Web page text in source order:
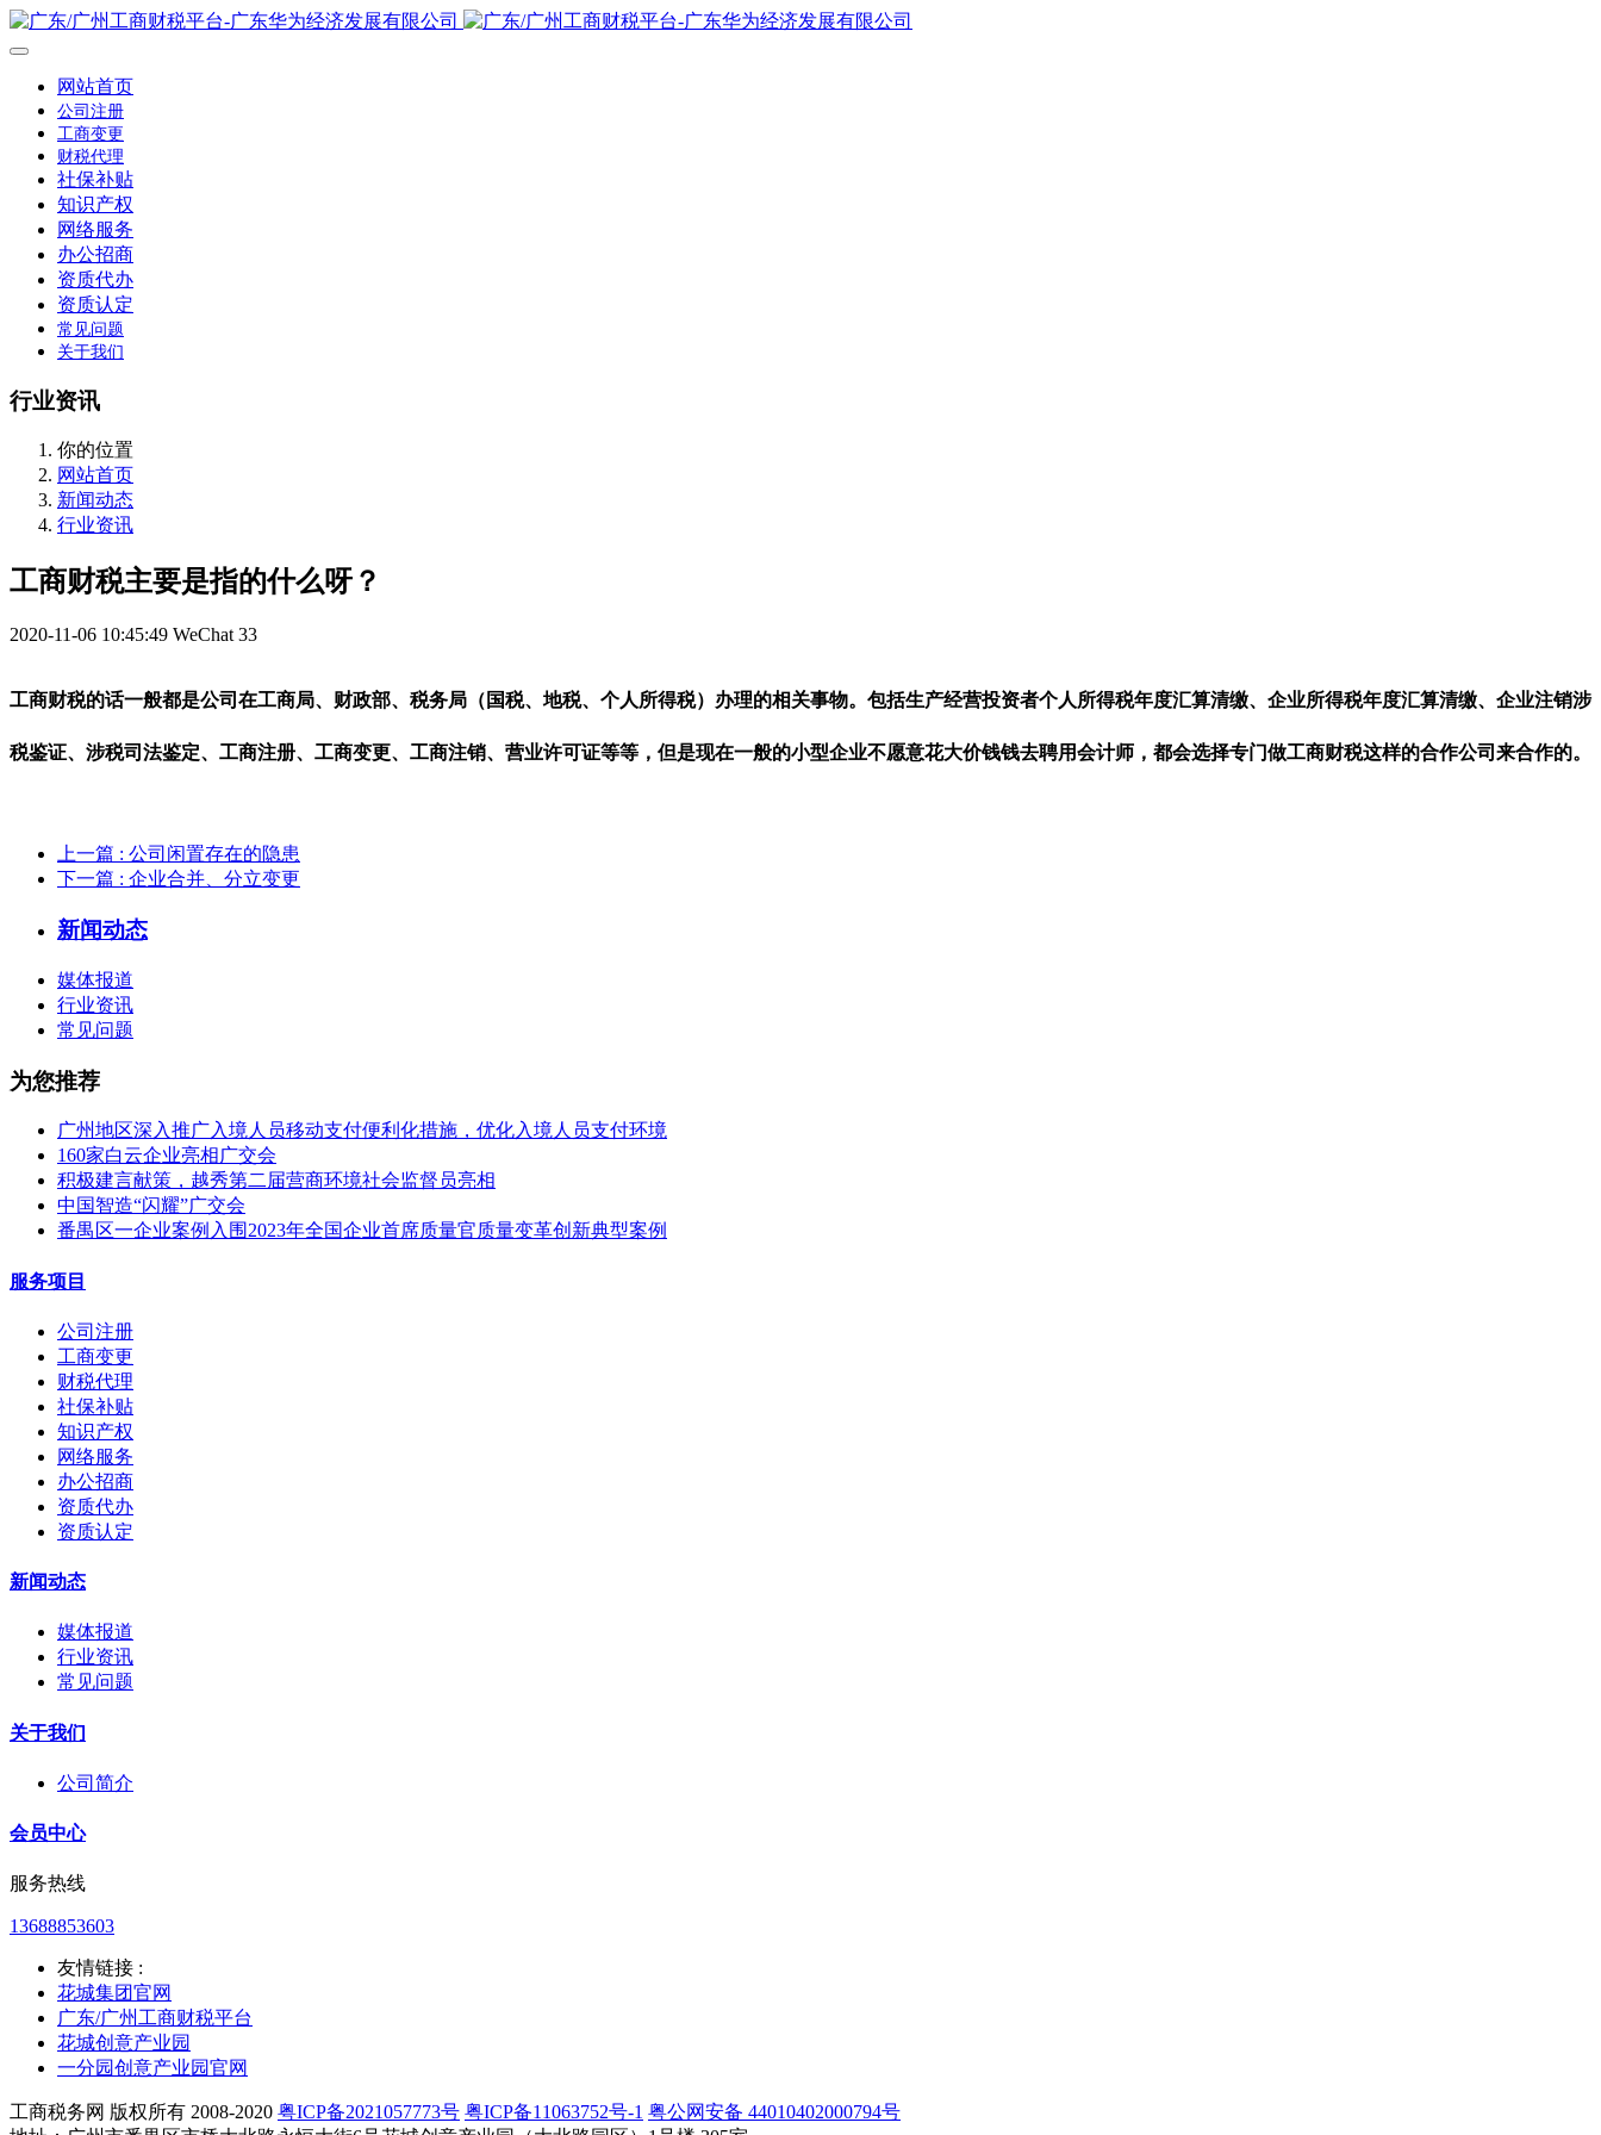
网站首页
公司注册
工商变更
财税代理
社保补贴
知识产权
网络服务
办公招商
资质代办
资质认定
常见问题
关于我们
行业资讯
你的位置
网站首页
新闻动态
行业资讯
工商财税主要是指的什么呀？
2020-11-06 10:45:49 WeChat 33
工商财税的话一般都是公司在工商局、财政部、税务局（国税、地税、个人所得税）办理的相关事物。包括生产经营投资者个人所得税年度汇算清缴、企业所得税年度汇算清缴、企业注销涉
税鉴证、涉税司法鉴定、工商注册、工商变更、工商注销、营业许可证等等，但是现在一般的小型企业不愿意花大价钱钱去聘用会计师，都会选择专门做工商财税这样的合作公司来合作的。
上一篇 : 公司闲置存在的隐患
下一篇 : ​企业合并、分立变更
新闻动态
媒体报道
行业资讯
常见问题
为您推荐
广州地区深入推广入境人员移动支付便利化措施，优化入境人员支付环境
160家白云企业亮相广交会
积极建言献策，越秀第二届营商环境社会监督员亮相
中国智造“闪耀”广交会
番禺区一企业案例入围2023年全国企业首席质量官质量变革创新典型案例
服务项目
公司注册
工商变更
财税代理
社保补贴
知识产权
网络服务
办公招商
资质代办
资质认定
新闻动态
媒体报道
行业资讯
常见问题
关于我们
公司简介
会员中心
服务热线
13688853603
友情链接 :
花城集团官网
广东/广州工商财税平台
花城创意产业园
一分园创意产业园官网
工商税务网 版权所有 2008-2020 粤ICP备2021057773号 粤ICP备11063752号-1 粤公网安备 44010402000794号